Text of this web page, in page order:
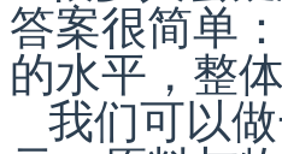
答案很简单
的水平，整
我们可以